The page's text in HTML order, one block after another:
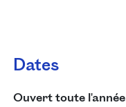
Dates
Ouvert toute l'année